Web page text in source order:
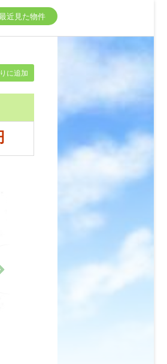
近見た物件
に追加